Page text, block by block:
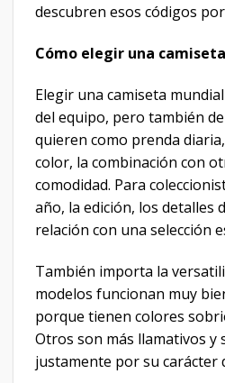
descubren esos códigos
Cómo elegir una
Elegir una camiseta
del equipo, pero también
quieren como prenda
color, la combinación con
comodidad. Para
año, la edición, los detalles
relación con una selección
También importa la
modelos funcionan muy
porque tienen colores
Otros son más llamativos y
justamente por su carácter